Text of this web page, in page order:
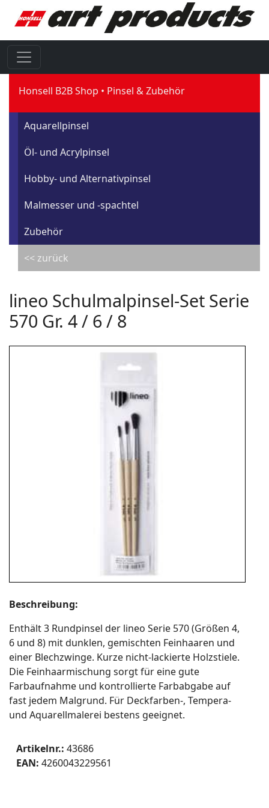
Honsell B2B Shop Pinsel & Zubehör
Aquarellpinsel
Öl- und Acrylpinsel
Hobby- und Alternativpinsel
Malmesser und -spachtel
Zubehör
<< zurück
lineo Schulmalpinsel-Set Serie
570 Gr. 4 / 6 / 8
Beschreibung:
Enthält 3 Rundpinsel der lineo Serie 570 (Größen 4,
6 und 8) mit dunklen, gemischten Feinhaaren und
einer Blechzwinge. Kurze nicht-lackierte Holzstiele.
Die Feinhaarmischung sorgt für eine gute
Farbaufnahme und kontrollierte Farbabgabe auf
fast jedem Malgrund. Für Deckfarben-, Tempera-
und Aquarellmalerei bestens geeignet.
Artikelnr.: 43686
EAN: 4260043229561